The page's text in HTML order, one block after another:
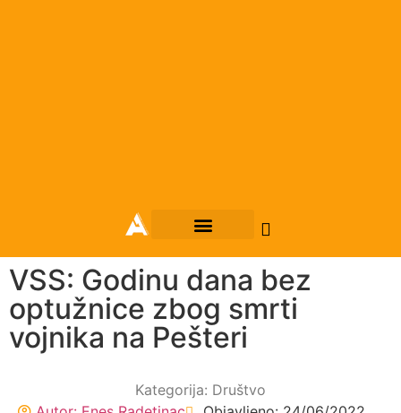
VSS: Godinu dana bez
optužnice zbog smrti
vojnika na Pešteri
Kategorija: Društvo